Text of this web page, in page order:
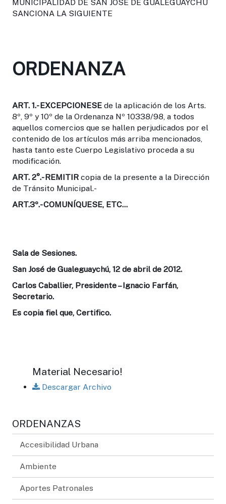
MUNICIPALIDAD DE SAN JOSE DE GUALEGUAYCHU
SANCIONA LA SIGUIENTE
ORDENANZA
ART. 1.- EXCEPCIONESE de la aplicación de los Arts.
8º, 9º y 10º de la Ordenanza Nº 10338/98, a todos
aquellos comercios que se hallen perjudicados por el
contenido de los artículos más arriba mencionados,
hasta tanto este Cuerpo Legislativo proceda a su
modificación.
ART. 2°.-REMITIR copia de la presente a la Dirección
de Tránsito Municipal.-
ART.3º.-COMUNÍQUESE, ETC...
Sala de Sesiones.
San José de Gualeguaychú, 12 de abril de 2012.
Carlos Caballier, Presidente – Ignacio Farfán,
Secretario.
Es copia fiel que, Certifico.
Material Necesario!
Descargar Archivo
ORDENANZAS
Accesibilidad Urbana
Ambiente
Aportes Patronales